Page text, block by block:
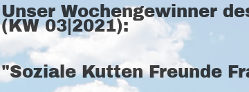
Unser Wochengewinner
(KW 03|2021):
"Soziale Kutten Freunde